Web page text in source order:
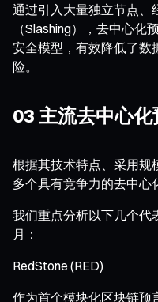
通过引入大量独立节点、
（Slashing），去中心
安全模型，有效降低了数
险。
03 主流去中心
根据其技术特点、采用规
多个具有竞争力的去中心
我们重点分析以下几个代
月：
RedStone (RED)
作为首个模块化区块链预